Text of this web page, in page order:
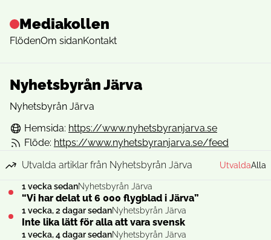
Mediakollen
FlödenOm sidanKontakt
Nyhetsbyrån Järva
Nyhetsbyrån Järva
Hemsida: https://www.nyhetsbyranjarva.se
Flöde: https://www.nyhetsbyranjarva.se/feed
Utvalda artiklar från Nyhetsbyrån Järva
UtvaldaAlla
1 vecka sedanNyhetsbyrån Järva
“Vi har delat ut 6 000 flygblad i Järva”
1 vecka, 2 dagar sedanNyhetsbyrån Järva
Inte lika lätt för alla att vara svensk
1 vecka, 4 dagar sedanNyhetsbyrån Järva